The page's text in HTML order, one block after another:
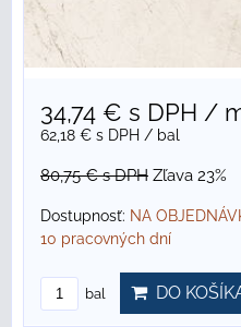
34,74 € s DPH /
62,18 € s DPH / bal
80,75 €s DPH Zľava 23%
Dostupnosť: NA
10 pracovných dní
bal DO